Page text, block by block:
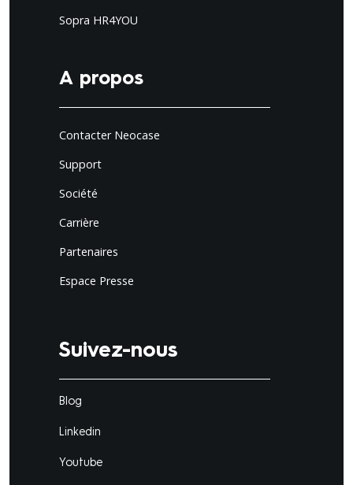
Sopra HR4YOU
A propos
Contacter Neocase
Support
Société
Carrière
Partenaires
Espace Presse
Suivez-nous
Blog
Linkedin
Youtube